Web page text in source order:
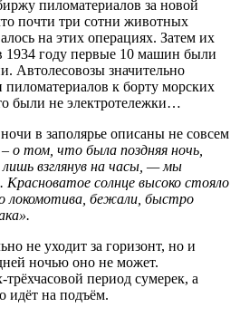
пиломатериалов за новой
почти три сотни животных
на этих операциях. Затем их
1934 году первые 10 машин были
Автолесовозы значительно
к борту морских
были не электротележки…
в заполярье описаны не совсем
о том, что была поздняя ночь,
взглянув на часы, — мы
Красноватое солнце высоко стояло
локомотива, бежали, быстро
не уходит за горизонт, но и
ночью оно не может.
трёхчасовой период сумерек, а
идёт на подъём.